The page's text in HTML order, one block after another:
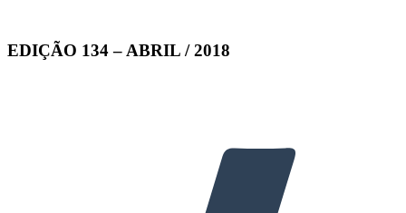
EDIÇÃO 134 – ABRIL / 2018